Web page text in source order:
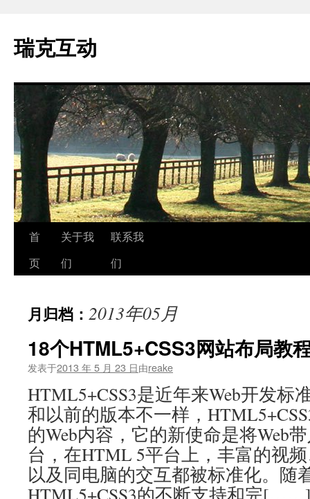
瑞克互动
跳
至
首
页
关于我
们
联系我
们
月归档： 2013年05月
18个HTML5+CSS3网站布局教
发表于2013 年 5 月 23 日由reake
HTML5+CSS3是近年来Web开发标
和以前的版本不一样，
的Web内容，它的新使命是将Web
台，在HTML 5平台上，丰富的视
以及同电脑的交互都被标准化。随
HTML5+CSS3的不断支持和完